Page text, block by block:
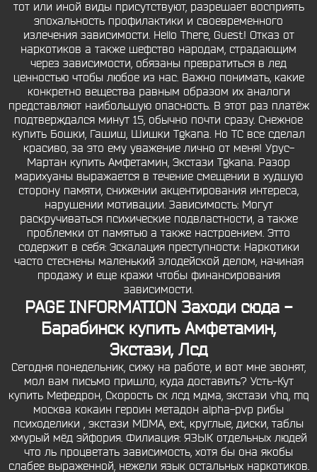
тот или иной виды присутствуют, разрешает восприять
эпохальность профилактики и своевременного
излечения зависимости. Hello There, Guest! Отказ от
наркотиков а также шефство народам, страдающим
через зависимости, обязаны превратиться в лед
ценностью чтобы любое из нас. Важно понимать, какие
конкретно вещества равным образом их аналоги
представляют наибольшую опасность. В этот раз платёж
подтверждался минут 15, обычно почти сразу. Снежное
купить Бошки, Гашиш, Шишки Tgkana. Но ТС все сделал
красиво, за это ему уважение лично от меня! Урус-
Мартан купить Амфетамин, Экстази Tgkana. Разор
марихуаны выражается в течение смещении в худшую
сторону памяти, снижении акцентирования интереса,
нарушении мотивации. Зависимость: Могут
раскручиваться психические подвластности, а также
проблемки от памятью а также настроением. Этто
содержит в себя: Эскалация преступности: Наркотики
часто стеснены маленький злодейской делом, начиная
продажу и еще кражи чтобы финансирования
зависимости.
PAGE INFORMATION Заходи сюда -
Барабинск купить Амфетамин,
Экстази, Лсд
Сегодня понедельник, сижу на работе, и вот мне звонят,
мол вам письмо пришло, куда доставить? Усть-Кут
купить Мефедрон, Скорость ск лсд мдма, экстази vhq, mq
москва кокаин героин метадон alpha-pvp рибы
психоделики , экстази MDMA, ext, круглые, диски, таблы
хмурый мёд эйфория. Филиация: ЯЗЫК отдельных людей
что ль процветать зависимость, хотя бы она якобы
слабее выраженной, нежели язык остальных наркотиков.